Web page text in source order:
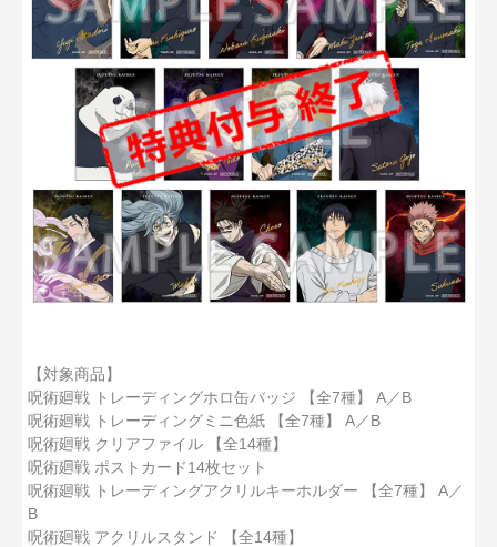
【対象商品】
呪術廻戦 トレーディングホロ缶バッジ 【全7種】 A／B
呪術廻戦 トレーディングミニ色紙 【全7種】 A／B
呪術廻戦 クリアファイル 【全14種】
呪術廻戦 ポストカード14枚セット
呪術廻戦 トレーディングアクリルキーホルダー 【全7種】 A／
B
呪術廻戦 アクリルスタンド 【全14種】